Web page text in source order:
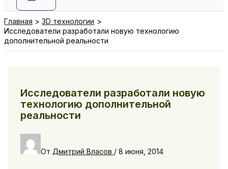
Главная
3D технологии
Исследователи разработали новую технологию
дополнительной реальности
Исследователи разработали новую
технологию дополнительной
реальности
От Дмитрий Власов / 8 июня, 2014